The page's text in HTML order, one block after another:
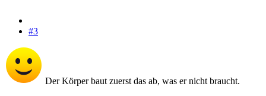
#3
Der Körper baut zuerst das ab, was er nicht braucht.